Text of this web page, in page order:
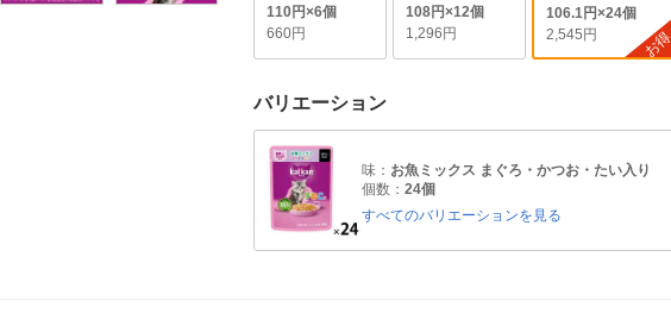
110円×6個
660円
108円×12個
1,296円
106.1円×24個
2,545円
お得
バリエーション
味： お魚ミックス まぐろ・かつお・たい入り
個数： 24個
すべてのバリエーションを見る